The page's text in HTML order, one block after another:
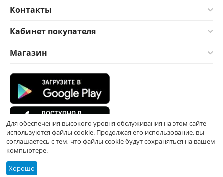
Контакты
Кабинет покупателя
Магазин
Для обеспечения высокого уровня обслуживания на этом сайте
используются файлы cookie. Продолжая его использование, вы
соглашаетесь с тем, что файлы cookie будут сохраняться на вашем
компьютере.
Хорошо